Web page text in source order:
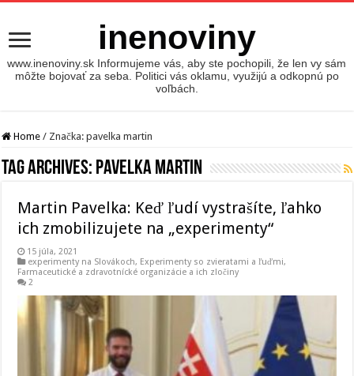
inenoviny
www.inenoviny.sk Informujeme vás, aby ste pochopili, že len vy sám
môžte bojovať za seba. Politici vás oklamu, využijú a odkopnú po
voľbách.
Home / Značka:pavelka martin
Tag Archives: pavelka martin
Martin Pavelka: Keď ľudí vystrašíte, ľahko
ich zmobilizujete na „experimenty“
15 júla, 2021
experimenty na Slovákoch, Experimenty so zvieratami a ľuďmi,
Farmaceutické a zdravotnícké organizácie a ich zločiny
2